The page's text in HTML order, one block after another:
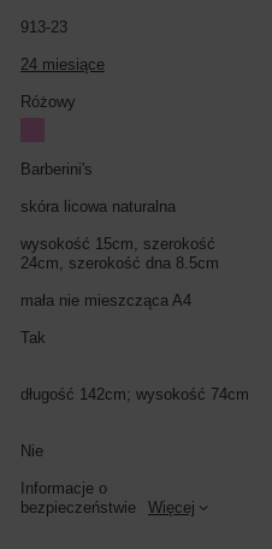
913-23
24 miesiące
Różowy
Barberini's
skóra licowa naturalna
wysokość 15cm, szerokość
24cm, szerokość dna 8.5cm
mała nie mieszcząca A4
Tak
długość 142cm; wysokość 74cm
Nie
Informacje o
bezpieczeństwie
Więcej